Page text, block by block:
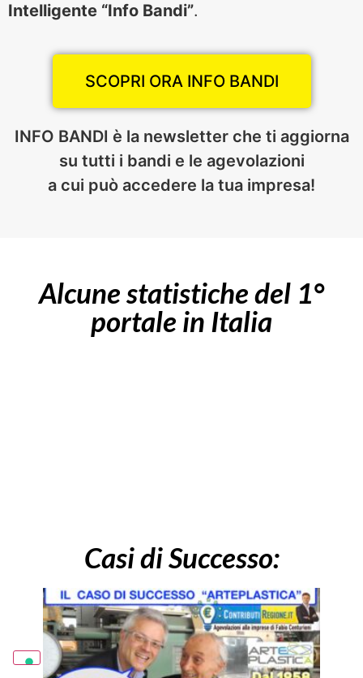
Intelligente “Info Bandi”.
SCOPRI ORA INFO BANDI
INFO BANDI è la newsletter che ti aggiorna
su tutti i bandi e le agevolazioni
a cui può accedere la tua impresa!
Alcune statistiche del 1°
portale in Italia
Casi di Successo: